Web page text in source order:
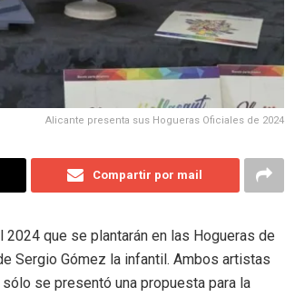
Alicante presenta sus Hogueras Oficiales de 2024
Compartir por mail
que se plantarán en las Hogueras de
Sergio Gómez la infantil. Ambos artistas
se presentó una propuesta para la